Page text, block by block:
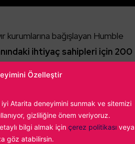
Özelleştir
iyi Atarita deneyimini sunmak ve sitemizi
gizliliğine önem veriyoruz.
bilgi almak için çerez politikası veya
göz atabilirsin.
bağışlayan Humble
ihtiyaç sahipleri için 200
Temtem, Unpacking ve